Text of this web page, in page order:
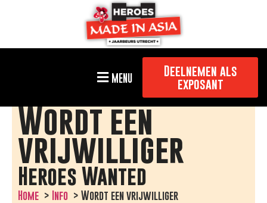
MENU
Deelnemen als
exposant
Wordt een
vrijwilliger
Heroes Wanted
Home Info Wordt een vrijwilliger